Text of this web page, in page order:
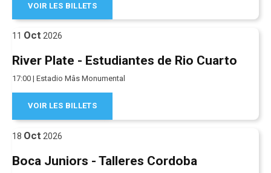
VOIR LES BILLETS
11 Oct 2026
River Plate - Estudiantes de Rio Cuarto
17:00 | Estadio Mâs Monumental
VOIR LES BILLETS
18 Oct 2026
Boca Juniors - Talleres Cordoba